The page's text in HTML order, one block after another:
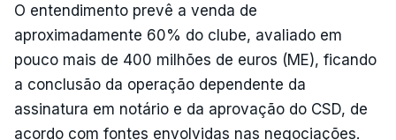
O entendimento prevê a venda de
aproximadamente 60% do clube, avaliado em
pouco mais de 400 milhões de euros (ME), ficando
a conclusão da operação dependente da
assinatura em notário e da aprovação do CSD, de
acordo com fontes envolvidas nas negociações.